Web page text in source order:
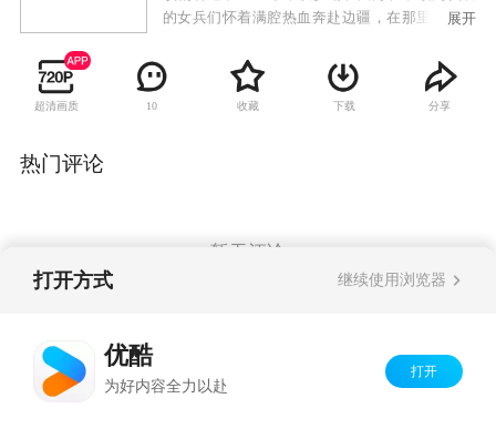
的女兵们怀着满腔热血奔赴边疆，在那里认识了
生产运动。
展开
超清画质 10 收藏 下载 分享
热门评论
暂无评论
打开方式 继续使用浏览器
优酷
为好内容全力以赴
打开